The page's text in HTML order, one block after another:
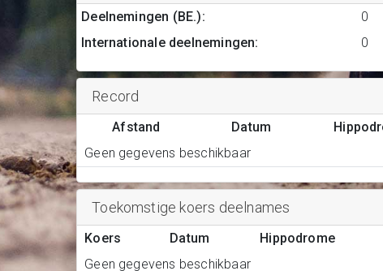
Deelnemingen (BE.):
0
Internationale deelnemingen: 0
Record
Afstand Datum
Geen gegevens beschikbaar
Toekomstige koers deelnames
Koers Datum Hippodrome
Geen gegevens beschikbaar